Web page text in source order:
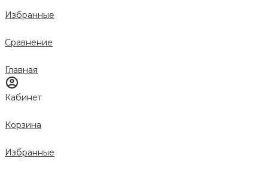
Избранные
Сравнение
Главная
Кабинет
Корзина
Избранные